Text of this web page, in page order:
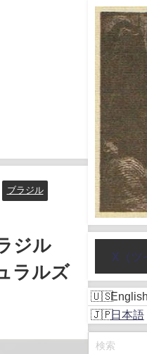
ブラジル
ジル
ラルズ
X（ツ
English
日本語